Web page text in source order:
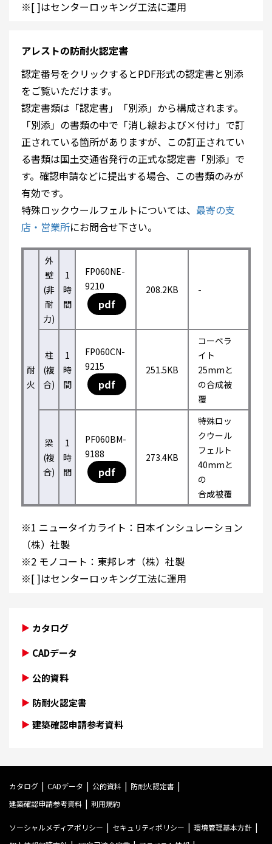
※[ ]はセンターロッキング工法に運用
アレストの防耐火認定書
認定番号をクリックするとPDF形式の認定書と別添
をご覧いただけます。
認定書類は「認定書」「別添」から構成されます。
「別添」の書類の中で「消し線および×付け」で訂
正されている箇所がありますが、この訂正されてい
る書類は国土交通省発行の正式な認定書「別添」で
す。確認申請などに提出する場合、この書類のみが
有効です。
特殊ロックウールフェルトについては、 最寄の支
店・営業所にお問合せ下さい。
耐
火
外
壁
(非
耐
力)
1
時
間
FP060NE-
9210
pdf
208.2KB -
柱
(複
合)
1
時
間
FP060CN-
9215
pdf
251.5KB
コーベラ
イト
25mmと
の合成被
覆
梁
(複
合)
1
時
間
PF060BM-
9188
pdf
273.4KB
特殊ロッ
クウール
フェルト
40mmと
の
合成被覆
※1 ニュータイカライト：日本インシュレーション
（株）社製
※2 モノコート：東邦レオ（株）社製
※[ ]はセンターロッキング工法に運用
カタログ
CADデータ
公的資料
防耐火認定書
建築確認申請参考資料
カタログ CADデータ 公的資料
防耐火認定書
建築確認申請参考資料
利用規約
ソーシャルメディアポリシー セキュリティポリシー
環境管理基本方針